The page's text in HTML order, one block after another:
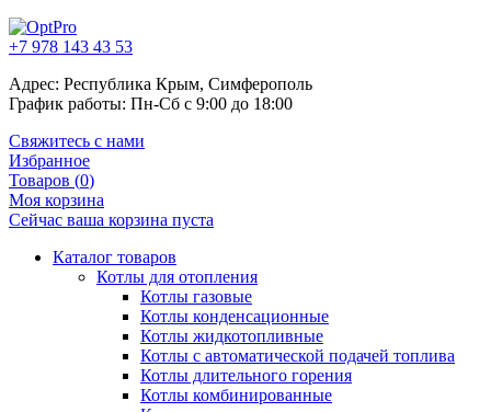
+7 978 143 43 53
Адрес: Республика Крым, Симферополь
График работы: Пн-Сб с 9:00 до 18:00
Свяжитесь с нами
Избранное
Товаров (0)
Моя корзина
Сейчас ваша корзина пуста
Каталог товаров
Котлы для отопления
Котлы газовые
Котлы конденсационные
Котлы жидкотопливные
Котлы с автоматической подачей топлива
Котлы длительного горения
Котлы комбинированные